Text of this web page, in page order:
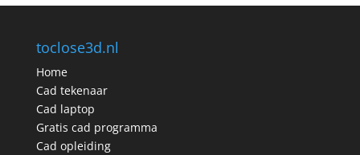
toclose3d.nl
Home
Cad tekenaar
Cad laptop
Gratis cad programma
Cad opleiding